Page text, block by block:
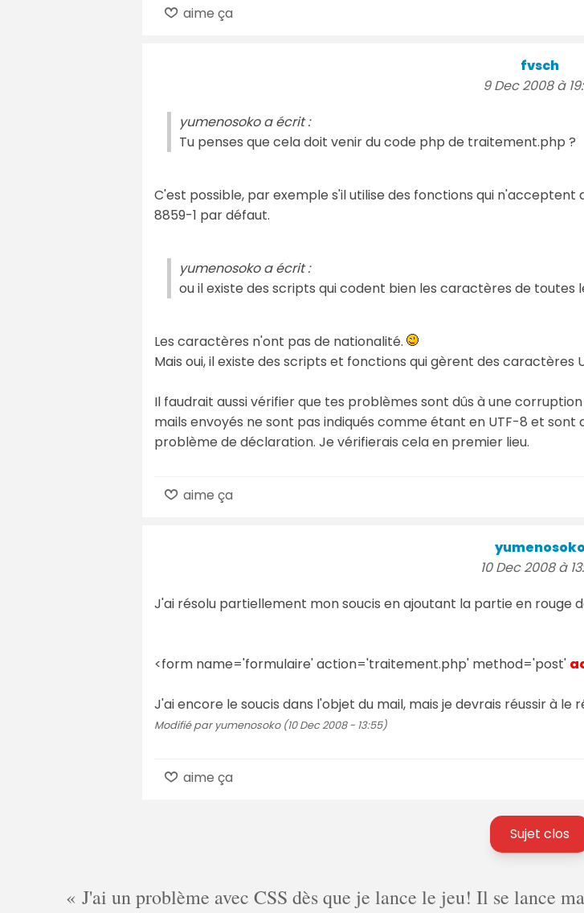
aime ça
fvsch
9 Dec 2008 à
yumenosoko a écrit :
Tu penses que cela doit venir du code php de traitement.php ?
C'est possible, par exemple s'il utilise des fonctions qui n'acceptent
8859-1 par défaut.
yumenosoko a écrit :
ou il existe des scripts qui codent bien les caractères de toutes
Les caractères n'ont pas de nationalité.
Mais oui, il existe des scripts et fonctions qui gèrent des caractères
Il faudrait aussi vérifier que tes problèmes sont dûs à une
mails envoyés ne sont pas indiqués comme étant en UTF-8 et
problème de déclaration. Je vérifierais cela en premier lieu.
aime ça
10 Dec 2008 à
J'ai résolu partiellement mon soucis en ajoutant la partie en rouge
<form name='formulaire' action='traitement.php' method='post'
J'ai encore le soucis dans l'objet du mail, mais je devrais réussir à le
Modifié par yumenosoko (10 Dec 2008 - 13:55)
aime ça
Sujet clos
J'ai un problème avec CSS dès que je lance le jeu! Il se lance